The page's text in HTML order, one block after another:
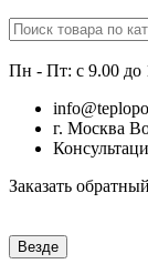
Пн - Пт: с 9.00 до
г. Москва
Заказать
Везде